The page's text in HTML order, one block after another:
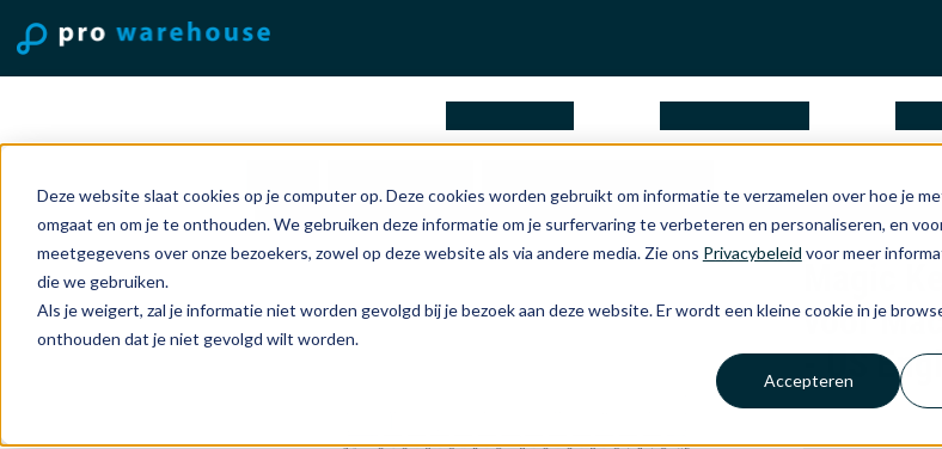
Deze website slaat cookies op je computer op. Deze cookies worden gebruikt om informatie te verzamelen over hoe je
omgaat en om je te onthouden. We gebruiken deze informatie om je surfervaring te verbeteren en personaliseren, en
meetgegevens over onze bezoekers, zowel op deze website als via andere media. Zie ons Privacybeleid voor meer
die we gebruiken.
Als je weigert, zal je informatie niet worden gevolgd bij je bezoek aan deze website. Er wordt een kleine cookie in je
onthouden dat je niet gevolgd wilt worden.
Accepteren
Magic Keyboard met Touch ID US voor Mac modellen met Apple silicon -
Magic
voor
- US